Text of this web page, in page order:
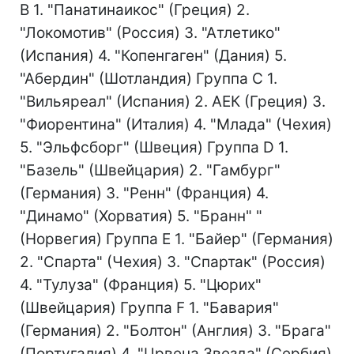
В 1. "Панатинаикос" (Греция) 2.
"Локомотив" (Россия) 3. "Атлетико"
(Испания) 4. "Копенгаген" (Дания) 5.
"Абердин" (Шотландия) Группа С 1.
"Вильяреал" (Испания) 2. АЕК (Греция) 3.
"Фиорентина" (Италия) 4. "Млада" (Чехия)
5. "Эльфсборг" (Швеция) Группа D 1.
"Базель" (Швейцария) 2. "Гамбург"
(Германия) 3. "Ренн" (Франция) 4.
"Динамо" (Хорватия) 5. "Бранн" "
(Норвегия) Группа Е 1. "Байер" (Германия)
2. "Спарта" (Чехия) 3. "Спартак" (Россия)
4. "Тулуза" (Франция) 5. "Цюрих"
(Швейцария) Группа F 1. "Бавария"
(Германия) 2. "Болтон" (Англия) 3. "Брага"